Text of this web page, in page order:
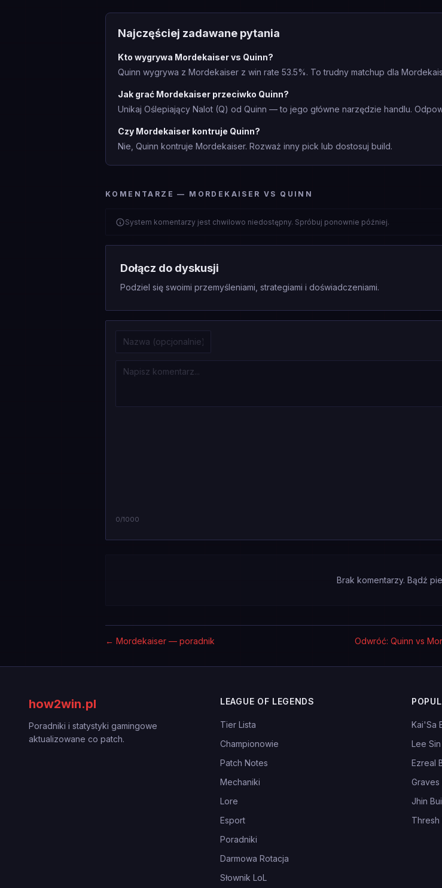
Najczęściej zadawane pytania
Kto wygrywa Mordekaiser vs Quinn?
Quinn wygrywa z Mordekaiser z win rate 53.5%. To trudny matchup dla
Jak grać Mordekaiser przeciwko Quinn?
Unikaj Oślepiający Nalot (Q) od Quinn — to jego główne narzędzie handlu.
Czy Mordekaiser kontruje Quinn?
Nie, Quinn kontruje Mordekaiser. Rozważ inny pick lub dostosuj build.
KOMENTARZE — MORDEKAISER VS QUINN
System komentarzy jest chwilowo niedostępny. Spróbuj ponownie później.
Dołącz do dyskusji
Podziel się swoimi przemyśleniami, strategiami i doświadczeniami.
0/1000
Brak komentarzy. Bądź
← Mordekaiser — poradnik Odwróć: Quinn vs
how2win.pl
Poradniki i statystyki gamingowe
aktualizowane co patch.
LEAGUE OF LEGENDS
Tier Lista
Championowie
Patch Notes
Mechaniki
Lore
Esport
Poradniki
Darmowa Rotacja
Słownik LoL
Kai'Sa
Lee
Ezreal
Graves
Jhin
Thresh